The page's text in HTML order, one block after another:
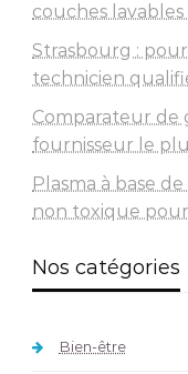
couches lavables
Strasbourg :
technicien
Comparateur de
fournisseur le
Plasma à base
non toxique
Nos catégories
Bien-être